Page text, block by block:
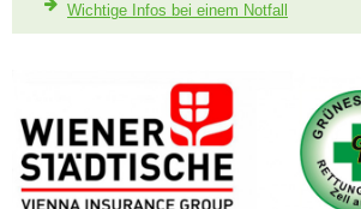
Wichtige Infos bei einem Notfall